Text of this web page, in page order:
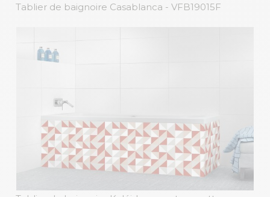
Tablier de baignoire Casablanca - VFB19015F